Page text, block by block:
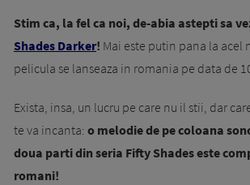
Stim ca, la fel ca noi, de-abia astepti sa
Shades Darker! Mai este putin pana la acel
pelicula se lanseaza in romania pe data de
Exista, insa, un lucru pe care nu il stii, dar
te va incanta: o melodie de pe coloana
doua parti din seria Fifty Shades este
romani!